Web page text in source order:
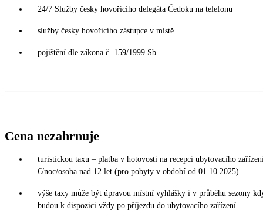
24/7 Služby česky hovořícího delegáta Čedoku na telefonu
služby česky hovořícího zástupce v místě
pojištění dle zákona č. 159/1999 Sb.
Cena nezahrnuje
turistickou taxu – platba v hotovosti na recepci ubytovacího
€/noc/osoba nad 12 let (pro pobyty v období od 01.10.2025)
výše taxy může být úpravou místní vyhlášky i v průběhu sezony
budou k dispozici vždy po příjezdu do ubytovacího zařízení